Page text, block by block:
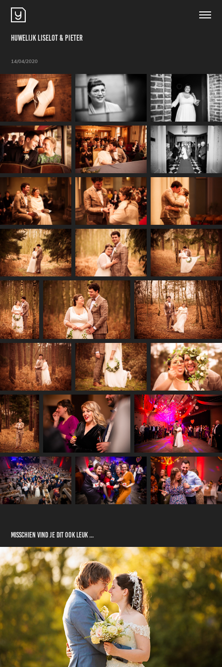
Huwelijk Liselot & Pieter
14/04/2020
MISSCHIEN VIND JE DIT OOK LEUK ...
HUWELIJK LYDIA EN ALEX